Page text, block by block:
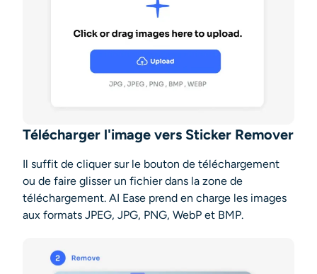
Télécharger l'image vers Sticker Remover
Il suffit de cliquer sur le bouton de téléchargement
ou de faire glisser un fichier dans la zone de
téléchargement. AI Ease prend en charge les images
aux formats JPEG, JPG, PNG, WebP et BMP.